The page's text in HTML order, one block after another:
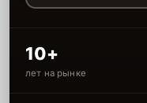
10+
лет на рынке